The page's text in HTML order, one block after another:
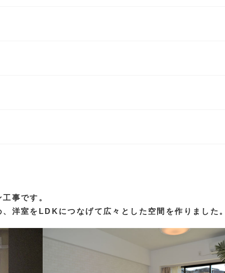
事です。
洋室をLDKにつなげて広々とした空間を作りました。